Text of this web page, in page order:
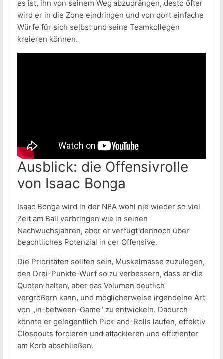
es ist, ihn von seinem Weg abzudrängen, desto öfter
wird er in die Zone eindringen und von dort einfache
Würfe für sich selbst und seine Teamkollegen
kreieren können.
Ausblick: die Offensivrolle
von Isaac Bonga
Isaac Bonga wird in der NBA wohl nie wieder so viel
Zeit am Ball verbringen wie in seinen
Nachwuchsjahren, aber er verfügt dennoch über
beachtliches Potenzial in der Offensive.
Die Prioritäten sollten sein, Muskelmasse zuzulegen,
den Drei-Punkte-Wurf so zu verbessern, dass er die
Quoten halten, aber das Volumen deutlich
vergrößern kann, und möglicherweise irgendeine Art
von „in-between-Game“ zu entwickeln. Dadurch
könnte er gelegentlich Pick-and-Rolls laufen, effektiv
Closeouts forcieren und attackieren und effizienter
am Korb abschließen.